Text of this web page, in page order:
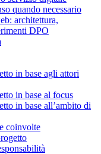
quando necessario
architettura,
DPO
in base agli attori
in base al focus
in base all’ambito di
coinvolte